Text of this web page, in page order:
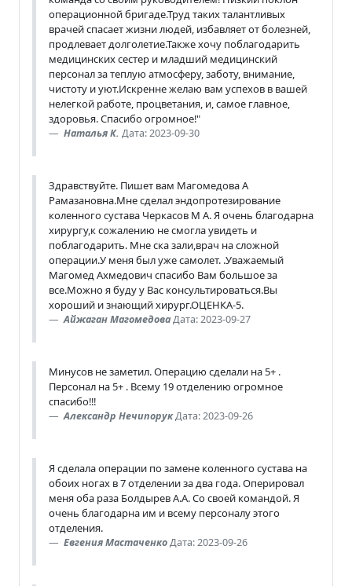
операционной бригаде.Труд таких талантливых
врачей спасает жизни людей, избавляет от болезней,
продлевает долголетие.Также хочу поблагодарить
медицинских сестер и младший медицинский
персонал за теплую атмосферу, заботу, внимание,
чистоту и уют.Искренне желаю вам успехов в вашей
нелегкой работе, процветания, и, самое главное,
здоровья. Спасибо огромное!"
Наталья К. Дата: 2023-09-30
Здравствуйте. Пишет вам Магомедова А
Рамазановна.Мне сделал эндопротезирование
коленного сустава Черкасов М А. Я очень благодарна
хирургу,к сожалению не смогла увидеть и
поблагодарить. Мне ска зали,врач на сложной
операции.У меня был уже самолет. .Уважаемый
Магомед Ахмедович спасибо Вам большое за
все.Можно я буду у Вас консультироваться.Вы
хороший и знающий хирург.ОЦЕНКА-5.
Айжаган МагомедоваДата: 2023-09-27
Минусов не заметил. Операцию сделали на 5+ .
Персонал на 5+ . Всему 19 отделению огромное
спасибо!!!
Александр НечипорукДата: 2023-09-26
Я сделала операции по замене коленного сустава на
обоих ногах в 7 отделении за два года. Оперировал
меня оба раза Болдырев А.А. Со своей командой. Я
очень благодарна им и всему персоналу этого
отделения.
Евгения МастаченкоДата: 2023-09-26